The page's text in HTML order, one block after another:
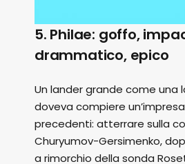
5. Philae: goffo,
drammatico, epico
Un lander grande come una
doveva compiere
precedenti: atterrare sulla
Churyumov-Gersimenko,
a rimorchio della sonda